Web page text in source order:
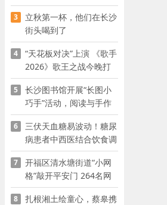
的突围
3
立秋第一杯，他们在长沙
街头喝到了
4
“天花板对决”上演 《歌手
2026》歌王之战今晚打
响
5
长沙图书馆开展“长图小
巧手”活动，阅读与手作
赋能少儿暑期成长
6
三伏天血糖易波动！糖尿
病患者中西医结合饮食调
养指南
7
开福区清水塘街道“小网
格”敲开平安门 264名网
格员扫楼“错峰问安”
8
扎根湘土绘童心，蔡皋携